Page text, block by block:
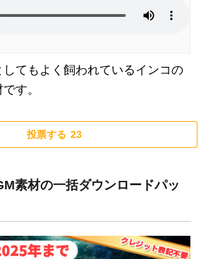
てもよく飼われているインコの
す。
投票する 23
素材の一括ダウンロードパッ